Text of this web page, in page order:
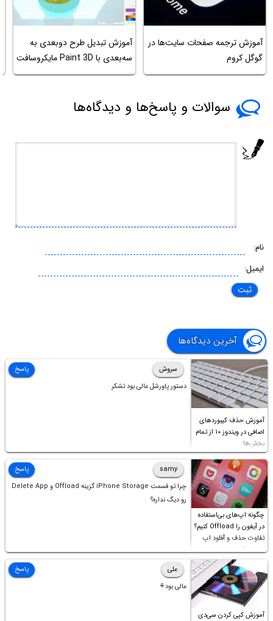
آموزش ترجمه صفحات سایت‌ها در
گوگل کروم
آموزش تبدیل طرح دوبعدی به
سه‌بعدی با Paint 3D مایکروسافت
سوالات و پاسخ‌ها و دیدگاه‌ها
نام:
ایمیل:
آخرین دیدگاه‌ها
آموزش حذف کیبوردهای
اضافی در ویندوز ۱۰ از تمام
بخش‌ها
سروش
دستور پاورشل عالی بود تشکر
پاسخ
چگونه اپ‌های بی‌استفاده
در آیفون را Offload کنیم؟
تفاوت حذف و آفلود اپ
چیست؟
samy
چرا تو قسمت iPhone Storage گزینه Offload و Delete App
رو دیگ نداره؟
پاسخ
آموزش کپی کردن سی‌دی
علی
عالی بود⚘
پاسخ